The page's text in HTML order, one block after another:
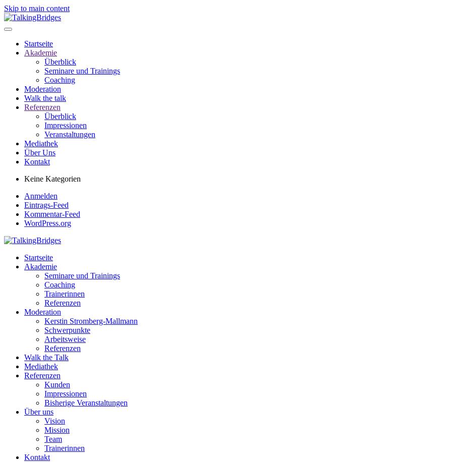
Skip to main content
Startseite
Akademie
Überblick
Seminare und Trainings
Coaching
Moderation
Walk the talk
Referenzen
Überblick
Impressionen
Veranstaltungen
Mediathek
Über Uns
Kontakt
Keine Kategorien
Anmelden
Eintrags-Feed
Kommentar-Feed
WordPress.org
Startseite
Akademie
Seminare und Trainings
Coaching
Trainerinnen
Referenzen
Moderation
Kerstin Stromberg-Mallmann
Schwerpunkte
Arbeitsweise
Referenzen
Walk the Talk
Mediathek
Referenzen
Kunden
Impressionen
Bisherige Veranstaltungen
Über uns
Vision
Mission
Team
Trainerinnen
Kontakt